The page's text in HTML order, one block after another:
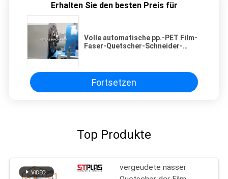
Erhalten Sie den besten Preis für
Volle automatische pp.-PET Film-
Faser-Quetscher-Schneider-
Fortsetzen
Top Produkte
vergeudete nasser